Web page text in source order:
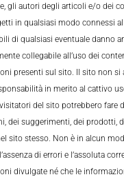
gli autori degli articoli e/o dei
in qualsiasi modo connessi
di qualsiasi eventuale danno
collegabile all’uso dei
presenti sul sito. Il sito non si
in merito al cattivo
del sito potrebbero fare
dei suggerimenti, dei prodotti,
sito stesso. Non è in alcun
di errori e l’assoluta
divulgate né che le